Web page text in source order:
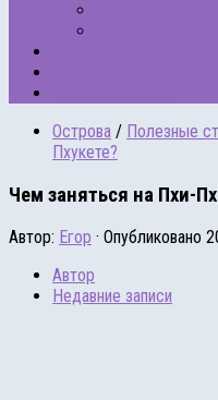
Острова / Полезные
Пхукете?
Чем заняться на Пхи-
Автор: Егор · Опубликовано
Автор
Недавние записи